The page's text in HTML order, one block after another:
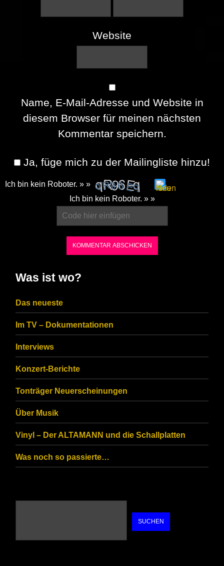
Website
Name, E-Mail-Adresse und Website in
diesem Browser für meinen nächsten
Kommentar speichern.
Ja, füge mich zu der Mailingliste hinzu!
Ich bin kein Roboter. » »
CAPTCHA
ensure
that
you
are
human.
Ich bin kein Roboter. » »
Was ist wo?
Das neueste
Im TV – Dokumentationen
Interviews
Konzert-Berichte
Tonträger Neuerscheinungen
Über Musik
Vinyl – Der ALTAMANN und die Schallplatten
Was noch so passierte…
SUCHEN